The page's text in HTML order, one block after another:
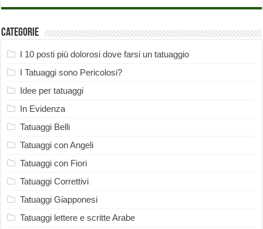
Categorie
I 10 posti più dolorosi dove farsi un tatuaggio
I Tatuaggi sono Pericolosi?
Idee per tatuaggi
In Evidenza
Tatuaggi Belli
Tatuaggi con Angeli
Tatuaggi con Fiori
Tatuaggi Correttivi
Tatuaggi Giapponesi
Tatuaggi lettere e scritte Arabe